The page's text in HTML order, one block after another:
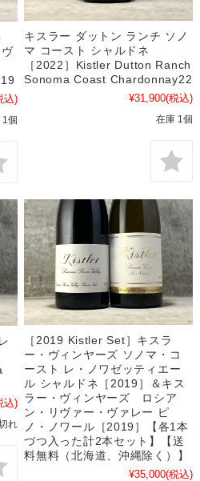
込)
1個
キスラー ダットン ランチ ソノ
マ コースト シャルドネ
［2022］Kistler Dutton Ranch
Sonoma Coast Chardonnay22
¥31,900(税込)
在庫 1個
込)
れ
［2019 Kistler Set］キスラ
ー・ヴィンヤーズ ソノマ・コ
ースト レ・ノワゼッティエー
ル シャルドネ［2019］＆キス
ラー・ヴィンヤーズ ロシア
ン・リヴァー・ヴァレー ピ
ノ・ノワール［2019］【各1本
づつ入った計2本セット】【送
料無料（北海道、沖縄除く）】
¥35,000(税込)